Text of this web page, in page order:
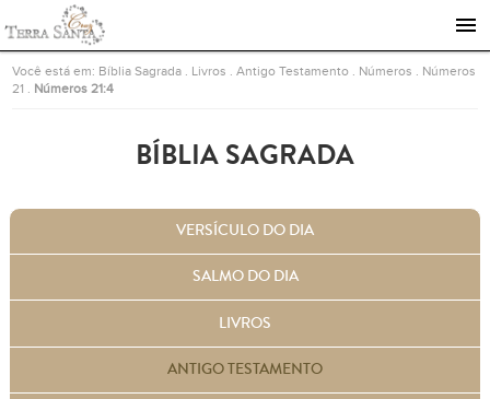
Ir para a página inicial
Você está em: Bíblia Sagrada Livros .Antigo Testamento Números
Números
21
Números 21:4
BÍBLIA SAGRADA
VERSÍCULO DO DIA
SALMO DO DIA
LIVROS
ANTIGO TESTAMENTO